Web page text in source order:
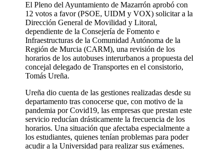
El Pleno del Ayuntamiento de Mazarrón aprobó con
12 votos a favor (PSOE, UIDM y VOX) solicitar a la
Dirección General de Movilidad y Litoral,
dependiente de la Consejería de Fomento e
Infraestructuras de la Comunidad Autónoma de la
Región de Murcia (CARM), una revisión de los
horarios de los autobuses interurbanos a propuesta del
concejal delegado de Transportes en el consistorio,
Tomás Ureña.
Ureña dio cuenta de las gestiones realizadas desde su
departamento tras conocerse que, con motivo de la
pandemia por Covid19, las empresas que prestan este
servicio reducían drásticamente la frecuencia de los
horarios. Una situación que afectaba especialmente a
los estudiantes, quienes tenían problemas para poder
acudir a la Universidad para realizar sus exámenes.